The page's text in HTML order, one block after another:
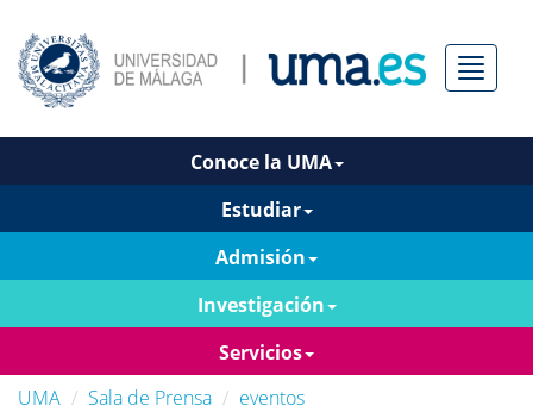
Menú
Conoce la UMA
Estudiar
Admisión
Investigación
Servicios
UMA
Sala de Prensa
eventos